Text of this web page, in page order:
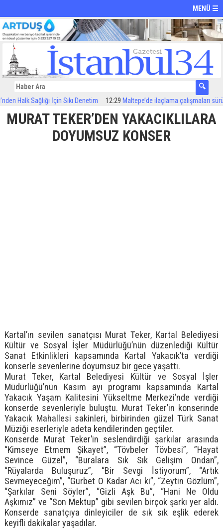
MENÜ ☰
Halk Sağlığı İçin Sıkı Denetim 12:29 Maltepe’de ilaçlama çalışmaları sürüyor
MURAT TEKER’DEN YAKACIKLILARA
DOYUMSUZ KONSER
Kartal’ın sevilen sanatçısı Murat Teker, Kartal Belediyesi
Kültür ve Sosyal İşler Müdürlüğü’nün düzenlediği Kültür
Sanat Etkinlikleri kapsamında Kartal Yakacık’ta verdiği
konserle sevenlerine doyumsuz bir gece yaşattı.
Murat Teker, Kartal Belediyesi Kültür ve Sosyal İşler
Müdürlüğü’nün Kasım ayı programı kapsamında Kartal
Yakacık Yaşam Kalitesini Yükseltme Merkezi’nde verdiği
konserde sevenleriyle buluştu. Murat Teker’in konserinde
Yakacık Mahallesi sakinleri, birbirinden güzel Türk Sanat
Müziği eserleriyle adeta kendilerinden geçtiler.
Konserde Murat Teker’in seslendirdiği şarkılar arasında
“Kimseye Etmem Şikayet”, “Tövbeler Tövbesi”, ”Hayat
Sevince Güzel”, “Buralara Sık Sık Gelişim Ondan”,
“Rüyalarda Buluşuruz”, “Bir Sevgi İstiyorum”, “Artık
Sevmeyeceğim”, “Gurbet O Kadar Acı ki”, “Zeytin Gözlüm”,
“Şarkılar Seni Söyler”, “Gizli Aşk Bu”, “Hani Ne Oldu
Aşkımız” ve “Son Mektup” gibi sevilen birçok şarkı yer aldı.
Konserde sanatçıya dinleyiciler de sık sık eşlik ederek
keyifli dakikalar yaşadılar.